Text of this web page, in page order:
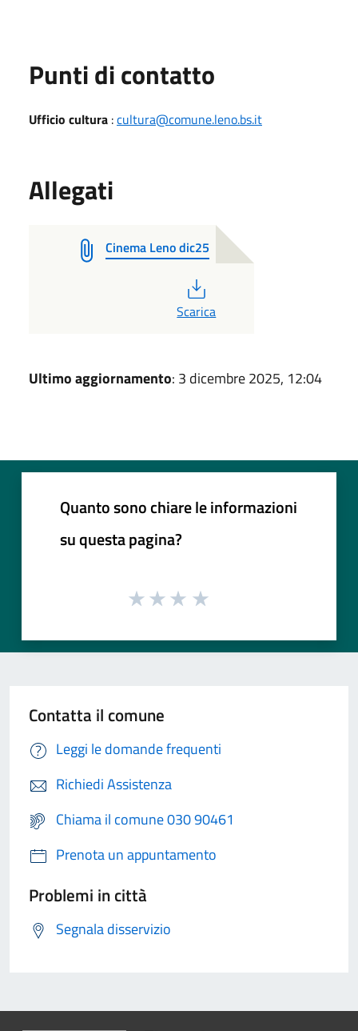
Punti di contatto
Ufficio cultura :cultura@comune.leno.bs.it
Allegati
Cinema Leno dic25
Scarica
Ultimo aggiornamento: 3 dicembre 2025, 12:04
Quanto sono chiare le informazioni
su questa pagina?
Contatta il comune
Leggi le domande frequenti
Richiedi Assistenza
Chiama il comune 030 90461
Prenota un appuntamento
Problemi in città
Segnala disservizio